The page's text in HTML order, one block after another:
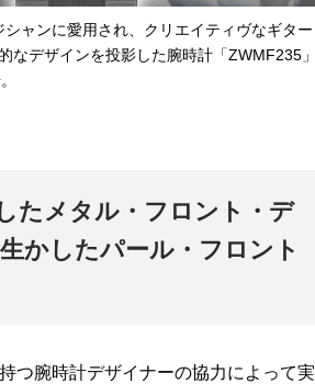
ャンに愛⽤され、クリエイティヴなギター
なデザインを投影した腕時計「ZWMF235」
たメタル・フロント・デ
かしたパール・フロント
つ腕時計デザイナーの協力によって実